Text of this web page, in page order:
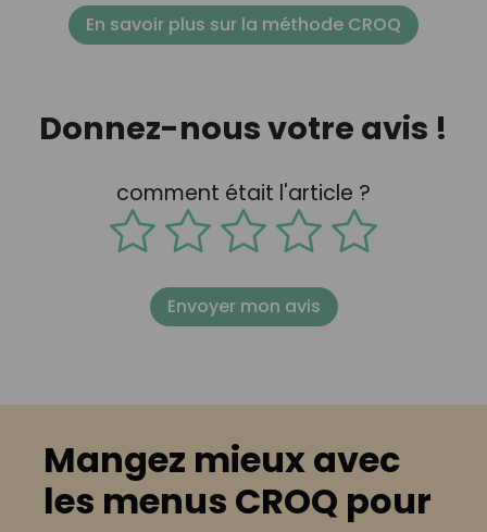
En savoir plus sur la méthode CROQ
Donnez-nous votre avis !
comment était l'article ?
Envoyer mon avis
Mangez mieux avec
les menus CROQ pour